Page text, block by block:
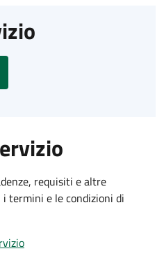
requisiti e altre
termini e le condizioni di